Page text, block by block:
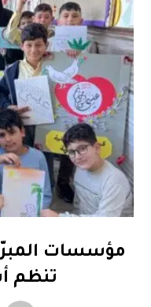
مؤسسات
تنظم